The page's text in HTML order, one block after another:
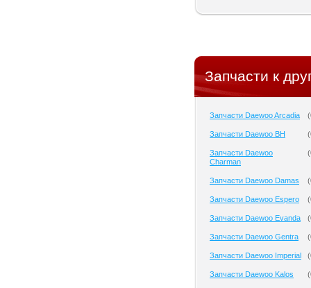
Запчасти к
Запчасти Daewoo Arcadia (
Запчасти Daewoo BH (
Запчасти Daewoo
Charman
(
Запчасти Daewoo Damas (
Запчасти Daewoo Espero (
Запчасти Daewoo Evanda (
Запчасти Daewoo Gentra (
Запчасти Daewoo Imperial (
Запчасти Daewoo Kalos (